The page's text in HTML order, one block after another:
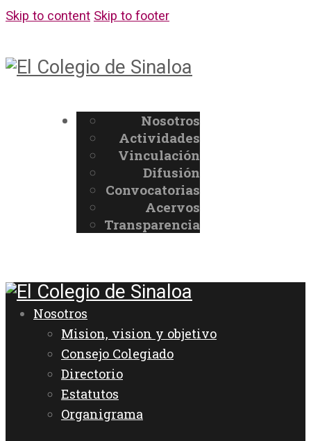
Skip to content Skip to footer
Nosotros
Actividades
Vinculación
Difusión
Convocatorias
Acervos
Transparencia
Nosotros
Mision, vision y objetivo
Consejo Colegiado
Directorio
Estatutos
Organigrama